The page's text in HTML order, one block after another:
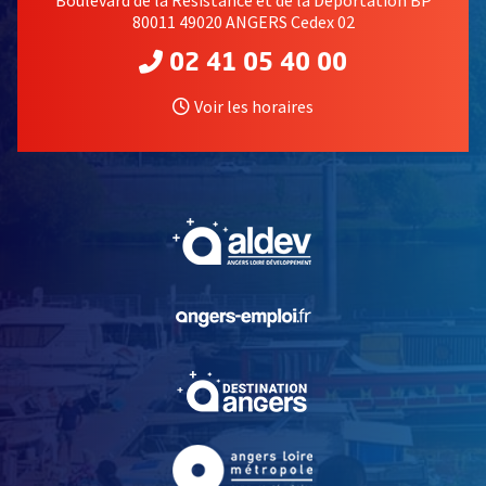
80011 49020 ANGERS Cedex 02
02 41 05 40 00
Voir les horaires
, Ouvre une nouvelle
, Ouvre une nouvelle